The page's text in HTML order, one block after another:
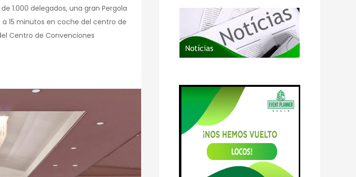
1.000 delegados, una gran Pergola
15 minutos en coche del centro de
Centro de Convenciones